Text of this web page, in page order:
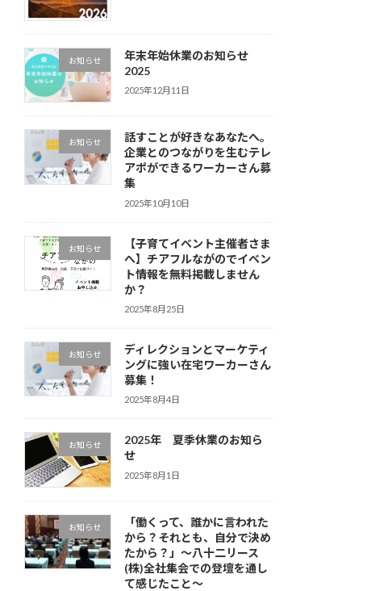
お知らせ
年末年始休業のお知らせ
2025
2025年12月11日
お知らせ
話すことが好きなあなたへ。
企業とのつながりを生むテレ
アポができるワーカーさん募
集
2025年10月10日
お知らせ
【子育てイベント主催者さま
へ】チアフルながのでイベン
ト情報を無料掲載しません
か？
2025年8月25日
お知らせ
ディレクションとマーケティ
ングに強い在宅ワーカーさん
募集！
2025年8月4日
お知らせ
2025年 夏季休業のお知ら
せ
2025年8月1日
お知らせ
「働くって、誰かに言われた
から？それとも、自分で決め
たから？」〜八十二リース
(株)全社集会での登壇を通し
て感じたこと〜